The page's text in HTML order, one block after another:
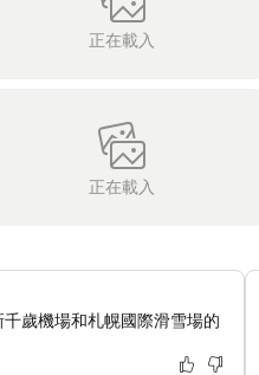
正在載入
正在載入
歲機場和札幌國際滑雪場的